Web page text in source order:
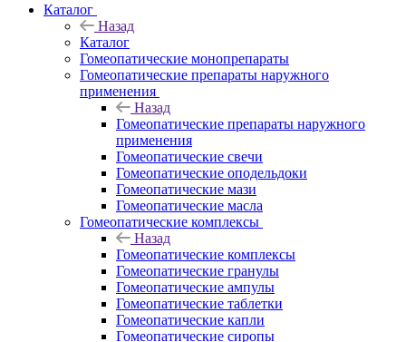
Каталог
Назад
Каталог
Гомеопатические монопрепараты
Гомеопатические препараты наружного
применения
Назад
Гомеопатические препараты наружного
применения
Гомеопатические свечи
Гомеопатические оподельдоки
Гомеопатические мази
Гомеопатические масла
Гомеопатические комплексы
Назад
Гомеопатические комплексы
Гомеопатические гранулы
Гомеопатические ампулы
Гомеопатические таблетки
Гомеопатические капли
Гомеопатические сиропы